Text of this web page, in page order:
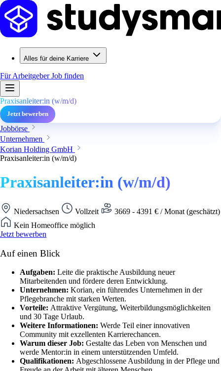
Alles für deine Karriere
Für ArbeitgeberJob finden
Praxisanleiter:in (w/m/d)
Jetzt bewerben
Jobbörse
Unternehmen
Korian Holding GmbH
Praxisanleiter:in (w/m/d)
Praxisanleiter:in (w/m/d)
Niedersachsen Vollzeit
3669 - 4391 € / Monat (geschätzt)
Kein Homeoffice möglich
Jetzt bewerben
Auf einen Blick
Aufgaben: Leite die praktische Ausbildung neuer
Mitarbeitenden und fördere deren Entwicklung.
Unternehmen: Korian, ein führendes Unternehmen in der
Pflegebranche mit starken Werten.
Vorteile: Attraktive Vergütung, Weiterbildungsmöglichkeiten
und 30 Tage Urlaub.
Weitere Informationen: Werde Teil einer innovativen
Community mit exzellenten Karrierechancen.
Warum dieser Job: Gestalte das Leben von Menschen und
werde Mentor:in in einem unterstützenden Umfeld.
Qualifikationen: Abgeschlossene Ausbildung in der Pflege und